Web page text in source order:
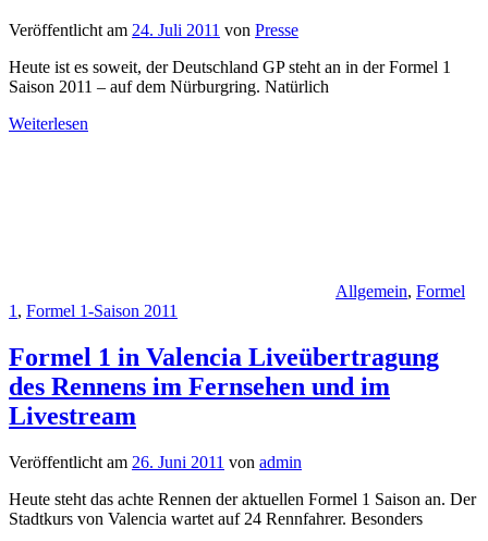
Veröffentlicht am 24. Juli 2011 von Presse
Heute ist es soweit, der Deutschland GP steht an in der Formel 1
Saison 2011 – auf dem Nürburgring. Natürlich
Weiterlesen
Allgemein, Formel
1, Formel 1-Saison 2011
Formel 1 in Valencia Liveübertragung
des Rennens im Fernsehen und im
Livestream
Veröffentlicht am 26. Juni 2011 von admin
Heute steht das achte Rennen der aktuellen Formel 1 Saison an. Der
Stadtkurs von Valencia wartet auf 24 Rennfahrer. Besonders